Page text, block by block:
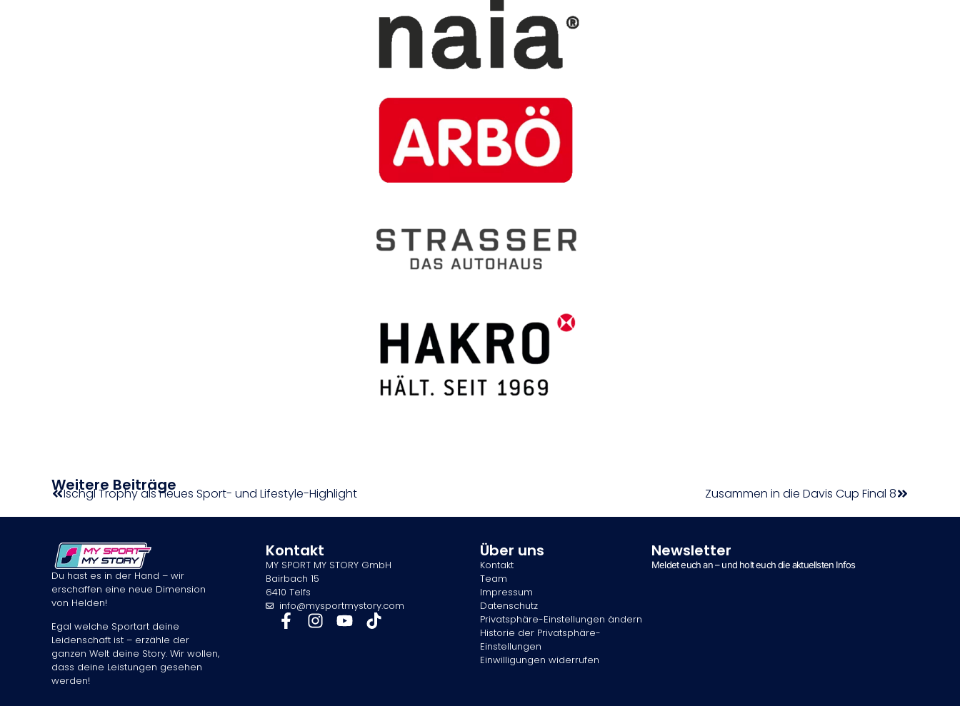
Weitere Beiträge
Ischgl Trophy als neues Sport- und Lifestyle-Highlight Zusammen in die Davis Cup Final 8
Du hast es in der Hand – wir
erschaffen eine neue Dimension
von Helden!
Egal welche Sportart deine
Leidenschaft ist – erzähle der
ganzen Welt deine Story. Wir wollen,
dass deine Leistungen gesehen
werden!
Kontakt
MY SPORT MY STORY GmbH
Bairbach 15
6410 Telfs
info@mysportmystory.com
Über uns
Kontakt
Team
Impressum
Datenschutz
Privatsphäre-Einstellungen ändern
Historie der Privatsphäre-
Einstellungen
Einwilligungen widerrufen
Newsletter
Meldet euch an – und holt euch die aktuellsten Infos